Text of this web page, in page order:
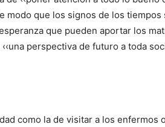
que los signos de los tiempos
que pueden aportar los
perspectiva de futuro a toda
como la de visitar a los enfermos